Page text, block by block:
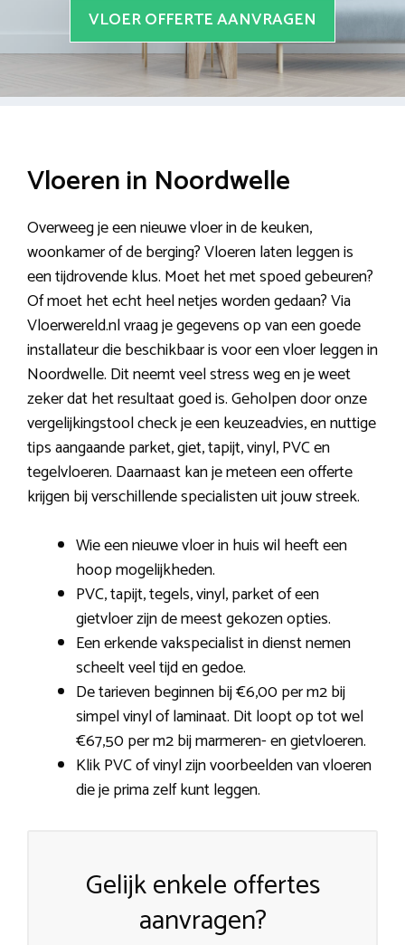
VLOER OFFERTE AANVRAGEN
Vloeren in Noordwelle
Overweeg je een nieuwe vloer in de keuken,
woonkamer of de berging? Vloeren laten leggen is
een tijdrovende klus. Moet het met spoed gebeuren?
Of moet het echt heel netjes worden gedaan? Via
Vloerwereld.nl vraag je gegevens op van een goede
installateur die beschikbaar is voor een vloer leggen in
Noordwelle. Dit neemt veel stress weg en je weet
zeker dat het resultaat goed is. Geholpen door onze
vergelijkingstool check je een keuzeadvies, en nuttige
tips aangaande parket, giet, tapijt, vinyl, PVC en
tegelvloeren. Daarnaast kan je meteen een offerte
krijgen bij verschillende specialisten uit jouw streek.
Wie een nieuwe vloer in huis wil heeft een
hoop mogelijkheden.
PVC, tapijt, tegels, vinyl, parket of een
gietvloer zijn de meest gekozen opties.
Een erkende vakspecialist in dienst nemen
scheelt veel tijd en gedoe.
De tarieven beginnen bij €6,00 per m2 bij
simpel vinyl of laminaat. Dit loopt op tot wel
€67,50 per m2 bij marmeren- en gietvloeren.
Klik PVC of vinyl zijn voorbeelden van vloeren
die je prima zelf kunt leggen.
Gelijk enkele offertes
aanvragen?